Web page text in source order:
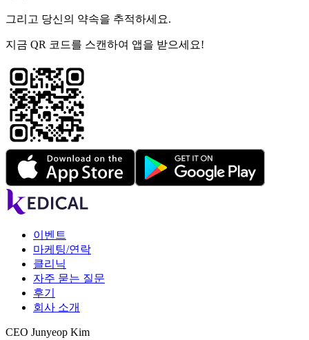
그리고 당신의 약속을 추적하세요.
지금 QR 코드를 스캔하여 앱을 받으세요!
이벤트
마케팅/연락
클리닉
자주 묻는 질문
후기
회사 소개
CEO Junyeop Kim